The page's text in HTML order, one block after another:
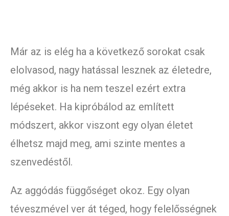
Már az is elég ha a következő sorokat csak
elolvasod, nagy hatással lesznek az életedre,
még akkor is ha nem teszel ezért extra
lépéseket. Ha kipróbálod az említett
módszert, akkor viszont egy olyan életet
élhetsz majd meg, ami szinte mentes a
szenvedéstől.
Az aggódás függőséget okoz. Egy olyan
téveszmével ver át téged, hogy felelősségnek